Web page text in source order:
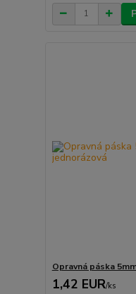
Opravná páska
1,42 EUR/ks